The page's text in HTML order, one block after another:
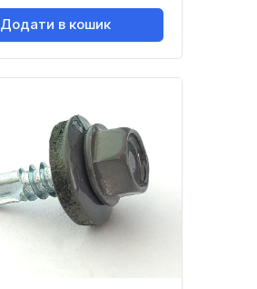
Додати в кошик